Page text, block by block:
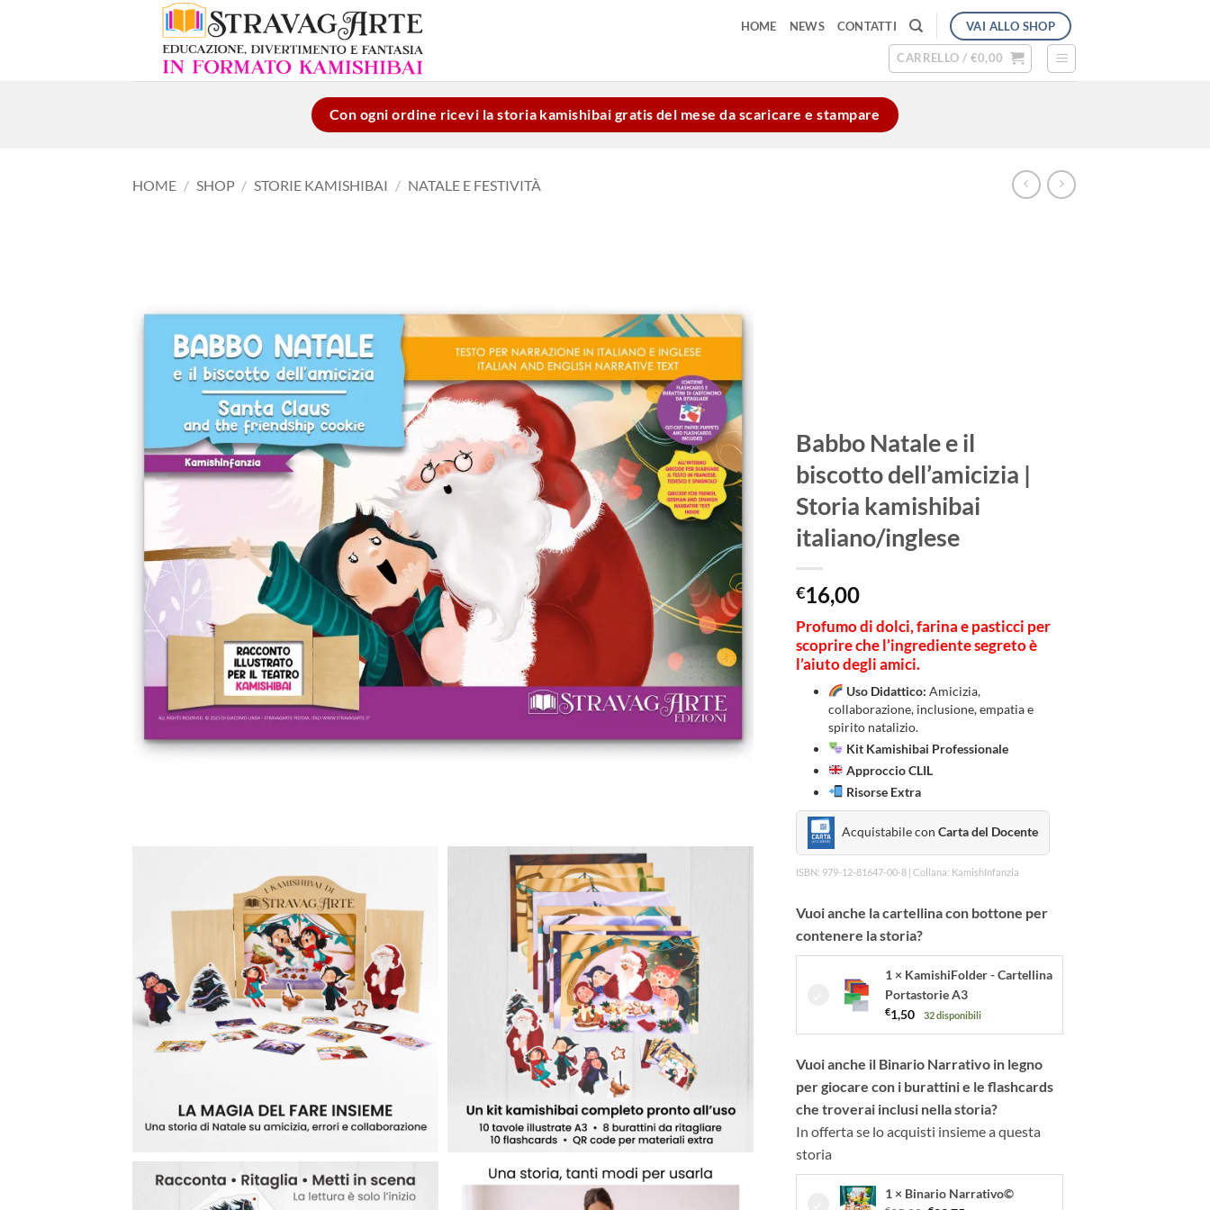
HOME NEWS CONTATTI VAI ALLO SHOP
CARRELLO / €0,00
Con ogni ordine ricevi la storia kamishibai gratis del mese da scaricare e stampare
HOME / SHOP / STORIE KAMISHIBAI / NATALE E FESTIVITÀ
desideri
Babbo Natale e il
biscotto dell’amicizia |
Storia kamishibai
italiano/inglese
€16,00
Profumo di dolci, farina e pasticci per
scoprire che l’ingrediente segreto è
l’aiuto degli amici.
Uso Didattico: Amicizia,
collaborazione, inclusione, empatia e
spirito natalizio.
Kit Kamishibai Professionale
Approccio CLIL
Risorse Extra
Acquistabile con Carta del Docente
ISBN: 979-12-81647-00-8 | Collana: KamishInfanzia
Vuoi anche la cartellina con bottone per
contenere la storia?
1 × KamishiFolder - Cartellina
Portastorie A3
€1,50 32 disponibili
Vuoi anche il Binario Narrativo in legno
per giocare con i burattini e le flashcards
che troverai inclusi nella storia?
In offerta se lo acquisti insieme a questa
storia
1 × Binario Narrativo©